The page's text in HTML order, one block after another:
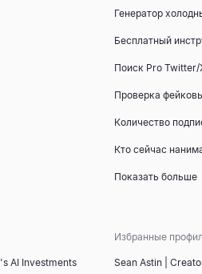
по профилю идеального
презентации для продаж
продающих
для сравнения конкурентов на
Генератор
Бесплатный
Поиск Pro Twitter/
Проверка
Количество
Кто сейчас
Показать больше
AI Investments
Избранные
Sean Astin |